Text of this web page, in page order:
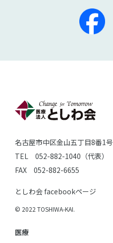
名古屋市中区金山五丁目8番1号
TEL 052-882-1040（代表）
FAX 052-882-6655
としわ会 facebookページ
© 2022 TOSHIWA-KAI.
医療